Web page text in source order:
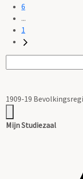
6
...
1
1909-19
Mijn Studiezaal